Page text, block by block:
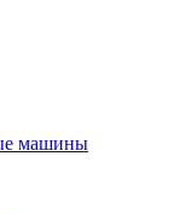
машины